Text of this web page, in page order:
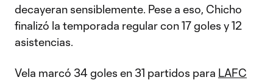
decayeran sensiblemente. Pese a eso, Chicho
finalizó la temporada regular con 17 goles y 12
asistencias.
Vela marcó 34 goles en 31 partidos para LAFC